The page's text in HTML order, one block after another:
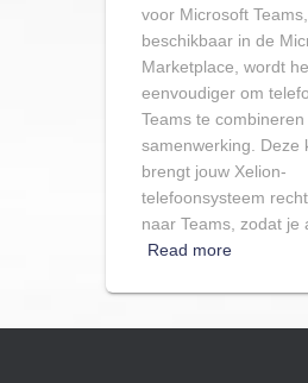
voor Microsoft Teams,
beschikbaar in de
Marketplace, wordt
eenvoudiger om
Teams te
samenwerking. Deze
brengt jouw Xelion-
telefoonsysteem
naar Teams, zodat je
Read more